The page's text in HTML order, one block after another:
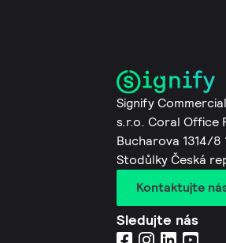
Signify
s.r.o. Coral Office
Bucharova 1314/8
Stodůlky Česká
Kontaktujte
Sledujte nás